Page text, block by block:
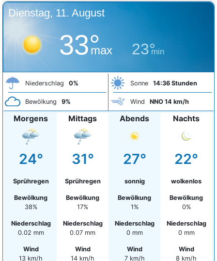
Dienstag, 11. August
33°
max 23°
min
Niederschlag 0%
Bewölkung 9%
Sonne 14:36 Stunden
Wind NNO 14 km/h
Morgens
24°
Sprühregen
Bewölkung
38%
Niederschlag
0.02 mm
Wind
13 km/h
Mittags
31°
Sprühregen
Bewölkung
17%
Niederschlag
0.07 mm
Wind
14 km/h
Abends
27°
sonnig
Bewölkung
1%
Niederschlag
0 mm
Wind
7 km/h
Nachts
22°
wolkenlos
Bewölkung
0%
Niederschlag
0 mm
Wind
8 km/h